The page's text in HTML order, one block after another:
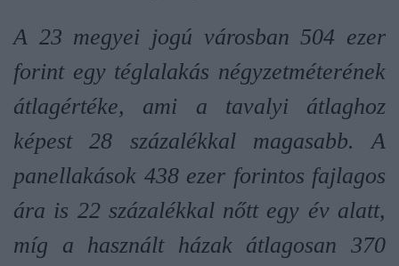
A 23 megyei jogú városban 504 ezer
forint egy téglalakás négyzetméterének
átlagértéke, ami a tavalyi átlaghoz
képest 28 százalékkal magasabb. A
panellakások 438 ezer forintos fajlagos
ára is 22 százalékkal nőtt egy év alatt,
míg a használt házak átlagosan 370